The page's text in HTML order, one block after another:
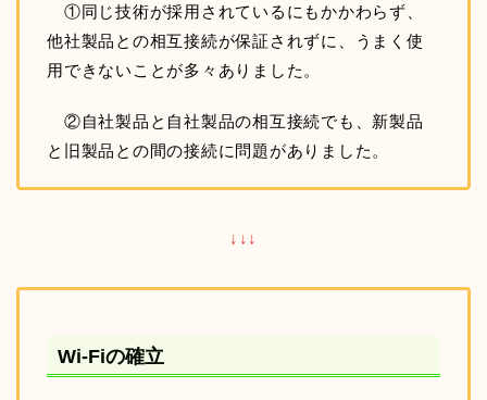
①同じ技術が採用されているにもかかわらず、
他社製品との相互接続が保証されずに、うまく使
用できないことが多々ありました。
②自社製品と自社製品の相互接続でも、新製品
と旧製品との間の接続に問題がありました。
↓↓↓
Wi-Fiの確立